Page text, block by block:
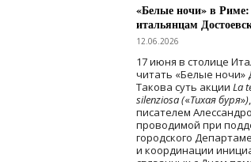
«Белые ночи» в Риме:
итальянцам
12.06.2026
17 июня в столице
читать «Белые ночи»
Такова суть акции La
silenziosa («Тихая буря»)
писателем
проводимой при
городского
и координации